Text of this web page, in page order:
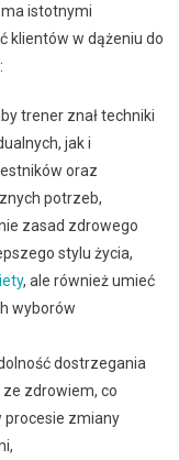
istotnymi
klientów w dążeniu do
trener znał techniki
jak i
oraz
potrzeb,
zasad zdrowego
stylu życia,
, ale również umieć
wyborów
dostrzegania
zdrowiem, co
zmiany